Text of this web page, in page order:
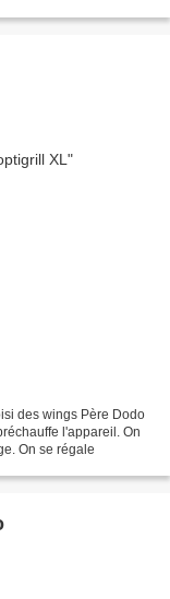
des wings Père Dodo
l'appareil. On
On se régale